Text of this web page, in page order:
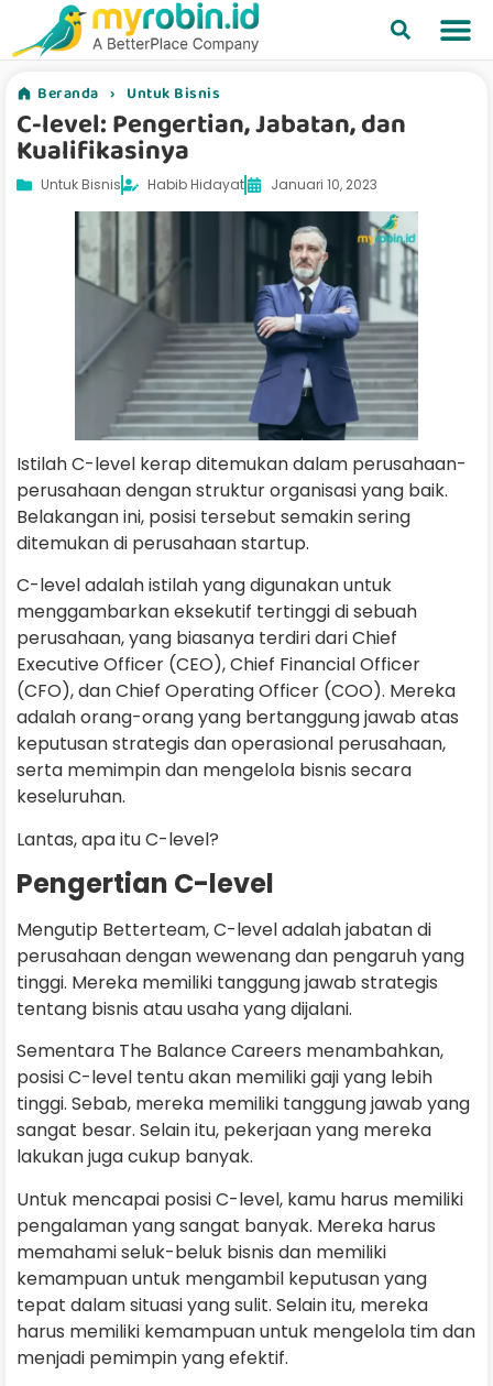
Beranda › Untuk Bisnis
C-level: Pengertian, Jabatan, dan
Kualifikasinya
Untuk Bisnis Habib Hidayat Januari 10, 2023
Istilah C-level kerap ditemukan dalam perusahaan-
perusahaan dengan struktur organisasi yang baik.
Belakangan ini, posisi tersebut semakin sering
ditemukan di perusahaan startup.
C-level adalah istilah yang digunakan untuk
menggambarkan eksekutif tertinggi di sebuah
perusahaan, yang biasanya terdiri dari Chief
Executive Officer (CEO), Chief Financial Officer
(CFO), dan Chief Operating Officer (COO). Mereka
adalah orang-orang yang bertanggung jawab atas
keputusan strategis dan operasional perusahaan,
serta memimpin dan mengelola bisnis secara
keseluruhan.
Lantas, apa itu C-level?
Pengertian C-level
Mengutip Betterteam, C-level adalah jabatan di
perusahaan dengan wewenang dan pengaruh yang
tinggi. Mereka memiliki tanggung jawab strategis
tentang bisnis atau usaha yang dijalani.
Sementara The Balance Careers menambahkan,
posisi C-level tentu akan memiliki gaji yang lebih
tinggi. Sebab, mereka memiliki tanggung jawab yang
sangat besar. Selain itu, pekerjaan yang mereka
lakukan juga cukup banyak.
Untuk mencapai posisi C-level, kamu harus memiliki
pengalaman yang sangat banyak. Mereka harus
memahami seluk-beluk bisnis dan memiliki
kemampuan untuk mengambil keputusan yang
tepat dalam situasi yang sulit. Selain itu, mereka
harus memiliki kemampuan untuk mengelola tim dan
menjadi pemimpin yang efektif.